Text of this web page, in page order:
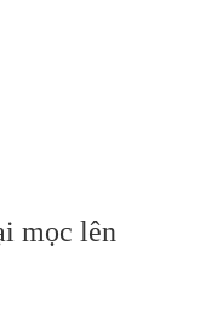
mọc lên